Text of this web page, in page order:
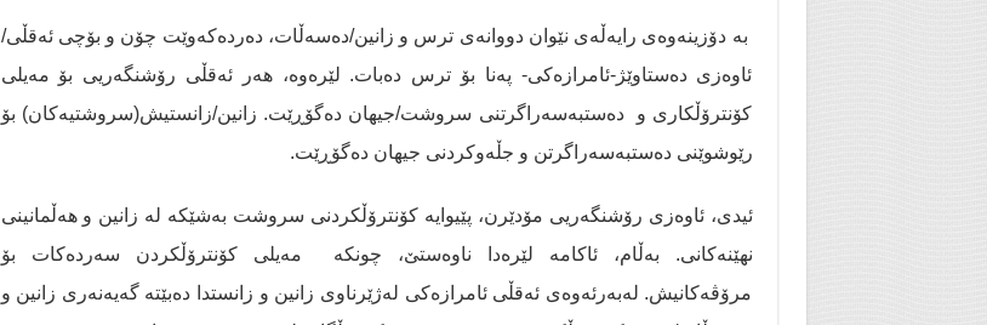
بە دۆزینەوەی رایەڵەی نێوان دووانەی ترس و زانین/دەسەڵات، دەردەکەوێت چۆن و بۆچی ئەقڵی/
ئاوەزی دەستاوێژ-ئامرازەکی- پەنا بۆ ترس دەبات. لێرەوە، هەر ئەقڵی رۆشنگەریی بۆ مەیلی
کۆنترۆڵکاری و دەستبەسەراگرتنی سروشت/جیهان دەگۆڕێت. زانین/زانستیش(سروشتیەکان) بۆ
رێوشوێنی دەستبەسەراگرتن و جڵەوکردنی جیهان دەگۆڕێت.
ئیدی، ئاوەزی رۆشنگەریی مۆدێرن، پێیوایە کۆنترۆڵکردنی سروشت بەشێکە لە زانین و هەڵمانینی
نهێنەکانی. بەڵام، ئاکامە لێرەدا ناوەستێ، چونکە مەیلی کۆنترۆڵکردن سەردەکات بۆ
مرۆڤەکانیش. لەبەرئەوەی ئەقڵی ئامرازەکی لەژێرناوی زانین و زانستدا دەبێتە گەیەنەری زانین و